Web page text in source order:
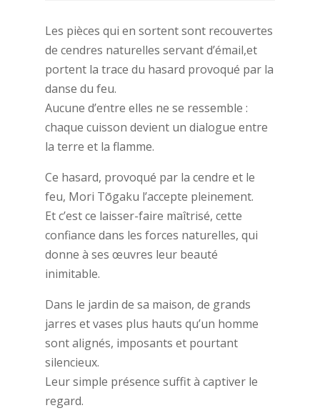
Les pièces qui en sortent sont recouvertes
de cendres naturelles servant d’émail,et
portent la trace du hasard provoqué par la
danse du feu.
Aucune d’entre elles ne se ressemble :
chaque cuisson devient un dialogue entre
la terre et la flamme.
Ce hasard, provoqué par la cendre et le
feu, Mori Tōgaku l’accepte pleinement.
Et c’est ce laisser-faire maîtrisé, cette
confiance dans les forces naturelles, qui
donne à ses œuvres leur beauté
inimitable.
Dans le jardin de sa maison, de grands
jarres et vases plus hauts qu’un homme
sont alignés, imposants et pourtant
silencieux.
Leur simple présence suffit à captiver le
regard.